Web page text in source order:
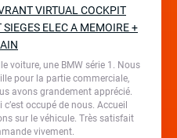
VIRTUAL COCKPIT
ELEC A MEMOIRE +
voiture, une BMW série 1. Nous
pour la partie commerciale,
avons grandement apprécié.
occupé de nous. Accueil
sur le véhicule. Très satisfait
vivement.